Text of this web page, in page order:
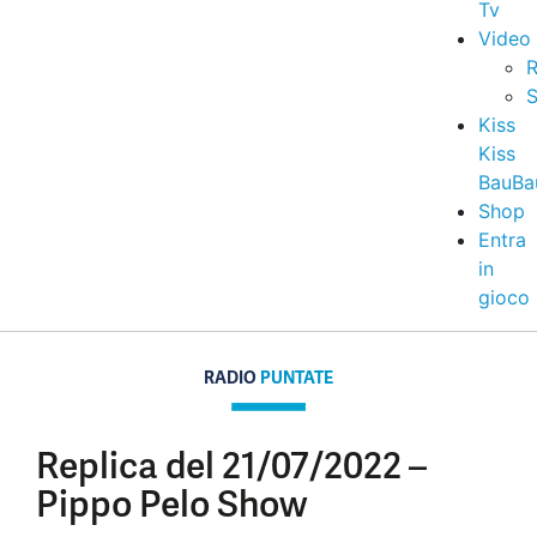
Tv
Video
Kiss
Kiss
Shop
Entra
in
gioco
RADIO PUNTATE
Replica del 21/07/2022 –
Pippo Pelo Show